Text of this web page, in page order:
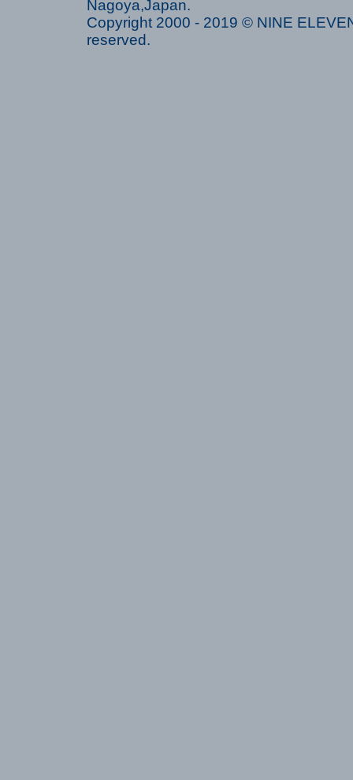
Nagoya,Japan.
Copyright 2000 - 2019 © NINE
reserved.